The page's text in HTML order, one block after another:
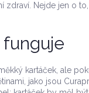
zdraví. Nejde jen o
funguje
kartáček, ale
jako jsou